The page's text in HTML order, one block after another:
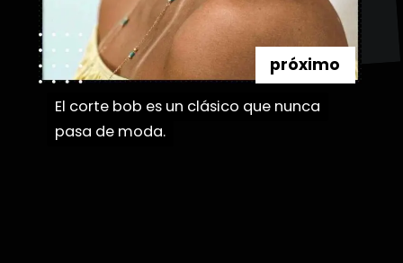
El corte bob es un clásico que nunca
pasa de moda.
El corte bob es un clásico que nunca
pasa de moda.
próximo